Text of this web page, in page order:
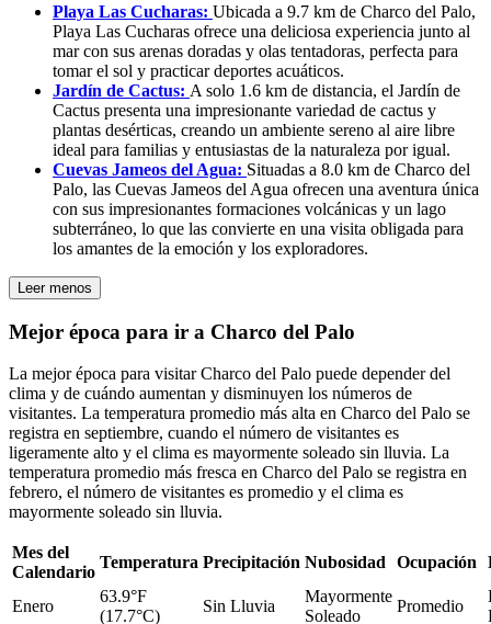
Playa Las Cucharas: Ubicada a 9.7 km de Charco del Palo,
Playa Las Cucharas ofrece una deliciosa experiencia junto al
mar con sus arenas doradas y olas tentadoras, perfecta para
tomar el sol y practicar deportes acuáticos.
Jardín de Cactus: A solo 1.6 km de distancia, el Jardín de
Cactus presenta una impresionante variedad de cactus y
plantas desérticas, creando un ambiente sereno al aire libre
ideal para familias y entusiastas de la naturaleza por igual.
Cuevas Jameos del Agua: Situadas a 8.0 km de Charco del
Palo, las Cuevas Jameos del Agua ofrecen una aventura única
con sus impresionantes formaciones volcánicas y un lago
subterráneo, lo que las convierte en una visita obligada para
los amantes de la emoción y los exploradores.
Leer menos
Mejor época para ir a Charco del Palo
La mejor época para visitar Charco del Palo puede depender del
clima y de cuándo aumentan y disminuyen los números de
visitantes. La temperatura promedio más alta en Charco del Palo se
registra en septiembre, cuando el número de visitantes es
ligeramente alto y el clima es mayormente soleado sin lluvia. La
temperatura promedio más fresca en Charco del Palo se registra en
febrero, el número de visitantes es promedio y el clima es
mayormente soleado sin lluvia.
Mes del
Calendario
Temperatura Precipitación Nubosidad Ocupación
Enero
63.9°F
(17.7°C)
Sin Lluvia
Mayormente
Soleado
Promedio